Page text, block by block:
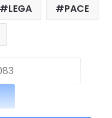
LEGA
PACE